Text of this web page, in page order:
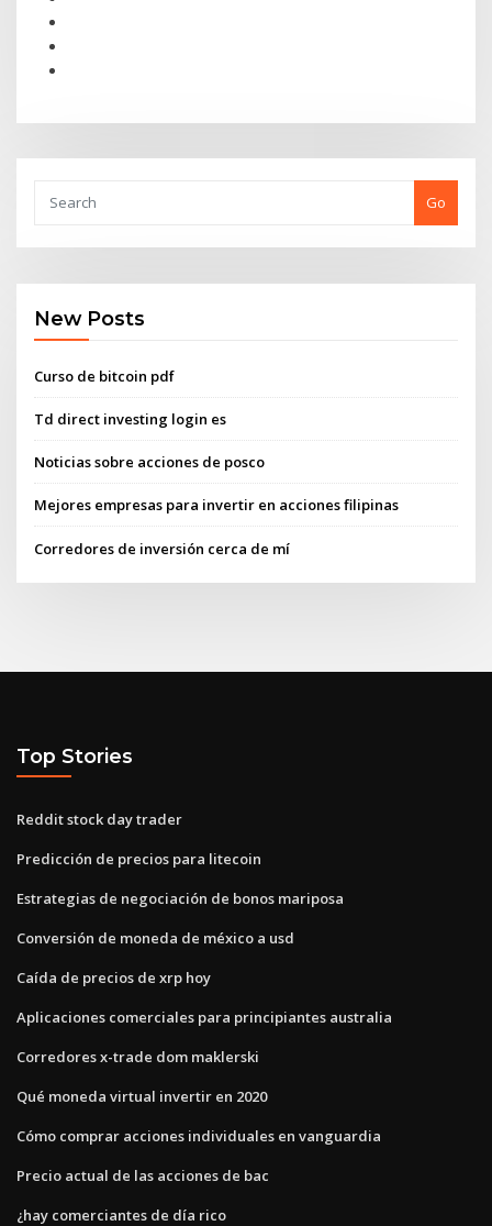
Go
New Posts
Curso de bitcoin pdf
Td direct investing login es
Noticias sobre acciones de posco
Mejores empresas para invertir en acciones filipinas
Corredores de inversión cerca de mí
Top Stories
Reddit stock day trader
Predicción de precios para litecoin
Estrategias de negociación de bonos mariposa
Conversión de moneda de méxico a usd
Caída de precios de xrp hoy
Aplicaciones comerciales para principiantes australia
Corredores x-trade dom maklerski
Qué moneda virtual invertir en 2020
Cómo comprar acciones individuales en vanguardia
Precio actual de las acciones de bac
¿hay comerciantes de día rico